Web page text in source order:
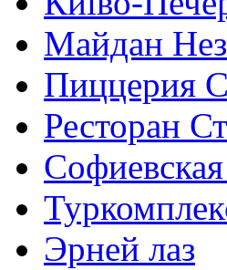
Майдан
Пиццерия
Ресторан
Эрней лаз